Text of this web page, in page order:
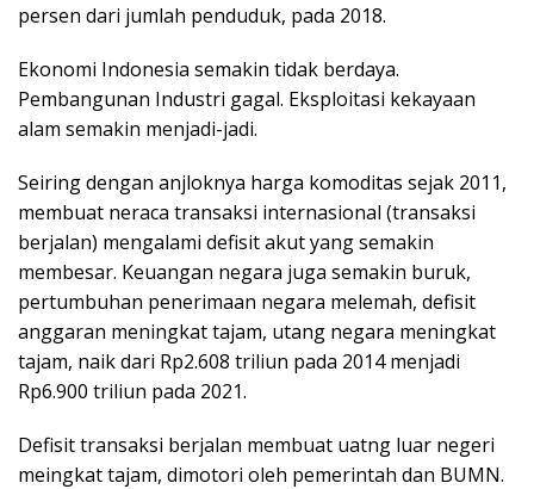
persen dari jumlah penduduk, pada 2018.
Ekonomi Indonesia semakin tidak berdaya.
Pembangunan Industri gagal. Eksploitasi kekayaan
alam semakin menjadi-jadi.
Seiring dengan anjloknya harga komoditas sejak 2011,
membuat neraca transaksi internasional (transaksi
berjalan) mengalami defisit akut yang semakin
membesar. Keuangan negara juga semakin buruk,
pertumbuhan penerimaan negara melemah, defisit
anggaran meningkat tajam, utang negara meningkat
tajam, naik dari Rp2.608 triliun pada 2014 menjadi
Rp6.900 triliun pada 2021.
Defisit transaksi berjalan membuat uatng luar negeri
meingkat tajam, dimotori oleh pemerintah dan BUMN.